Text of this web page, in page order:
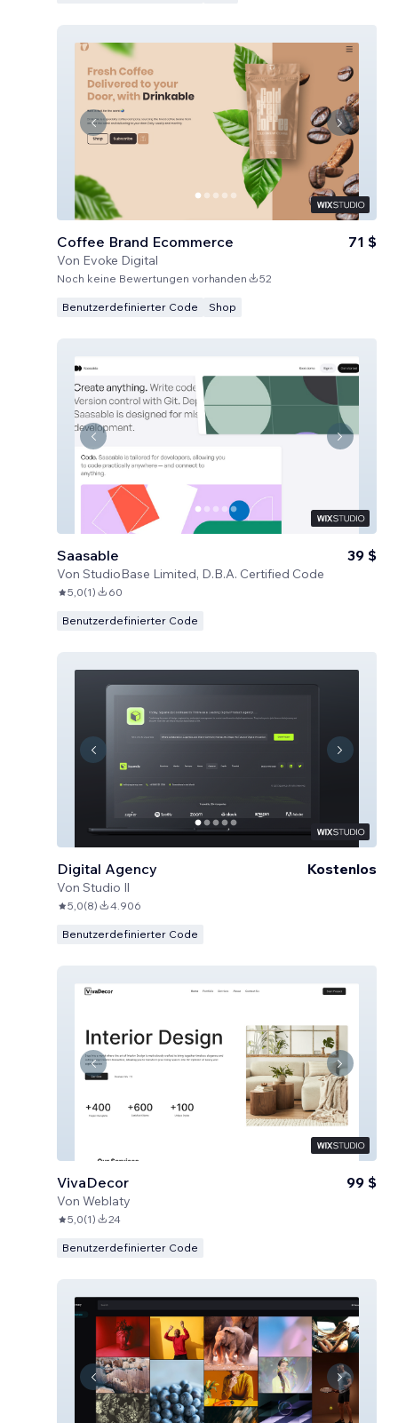
Coffee Brand Ecommerce
Von Evoke Digital
71 $
Noch keine Bewertungen vorhanden 52
Benutzerdefinierter Code Shop
Saasable
Von StudioBase Limited, D.B.A. Certified Code
39 $
5,0(1) 60
Benutzerdefinierter Code
Digital Agency
Von Studio Il
Kostenlos
5,0(8) 4.906
Benutzerdefinierter Code
VivaDecor
Von Weblaty
99 $
5,0(1) 24
Benutzerdefinierter Code